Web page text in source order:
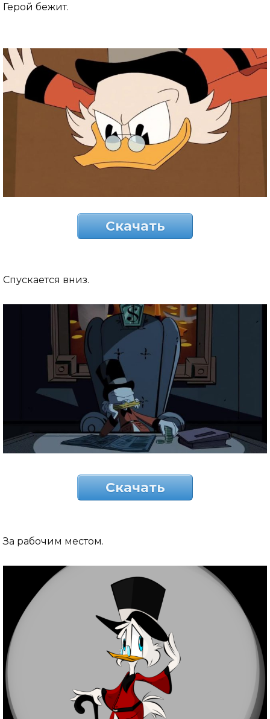
Герой бежит.
Скачать
Спускается вниз.
Скачать
За рабочим местом.